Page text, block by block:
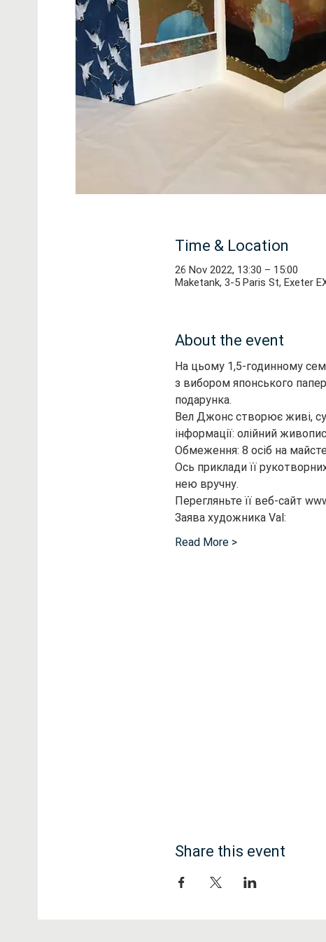
Time & Location
26 Nov 2022, 13:30 – 15:00
Maketank, 3-5 Paris St, Exeter
About the event
На цьому 1,5-годинному
з вибором японського
подарунка.
Вел Джонс створює живі,
інформації: олійний
Обмеження: 8 осіб на
Ось приклади її
нею вручну.
Перегляньте її веб-сайт
Заява художника Val:
Read More >
Share this event